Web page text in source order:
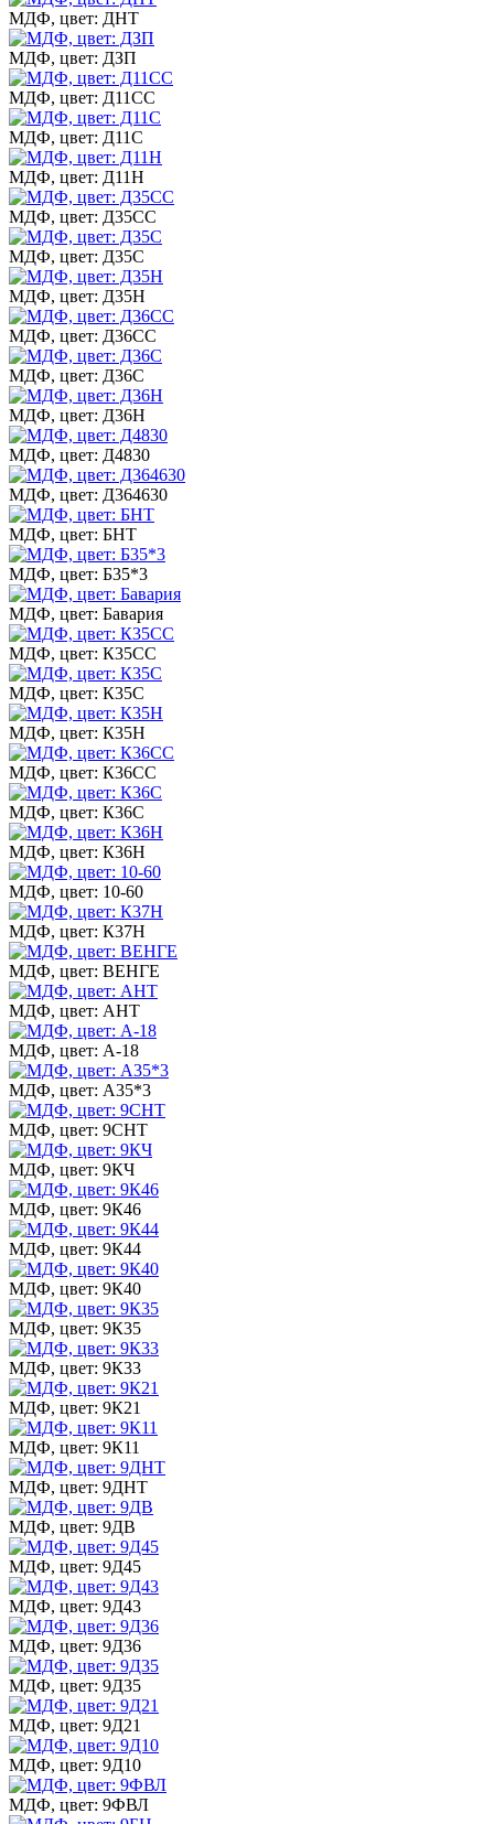
МДФ, цвет: ДНТ
МДФ, цвет: ДЗП
МДФ, цвет: Д11СС
МДФ, цвет: Д11С
МДФ, цвет: Д11Н
МДФ, цвет: Д35СС
МДФ, цвет: Д35С
МДФ, цвет: Д35Н
МДФ, цвет: Д36СС
МДФ, цвет: Д36С
МДФ, цвет: Д36Н
МДФ, цвет: Д4830
МДФ, цвет: Д364630
МДФ, цвет: БНТ
МДФ, цвет: Б35*3
МДФ, цвет: Бавария
МДФ, цвет: К35СС
МДФ, цвет: К35С
МДФ, цвет: К35Н
МДФ, цвет: К36СС
МДФ, цвет: К36С
МДФ, цвет: К36Н
МДФ, цвет: 10-60
МДФ, цвет: К37Н
МДФ, цвет: ВЕНГЕ
МДФ, цвет: АНТ
МДФ, цвет: А-18
МДФ, цвет: А35*3
МДФ, цвет: 9СНТ
МДФ, цвет: 9КЧ
МДФ, цвет: 9К46
МДФ, цвет: 9К44
МДФ, цвет: 9К40
МДФ, цвет: 9К35
МДФ, цвет: 9К33
МДФ, цвет: 9К21
МДФ, цвет: 9К11
МДФ, цвет: 9ДНТ
МДФ, цвет: 9ДВ
МДФ, цвет: 9Д45
МДФ, цвет: 9Д43
МДФ, цвет: 9Д36
МДФ, цвет: 9Д35
МДФ, цвет: 9Д21
МДФ, цвет: 9Д10
МДФ, цвет: 9ФВЛ